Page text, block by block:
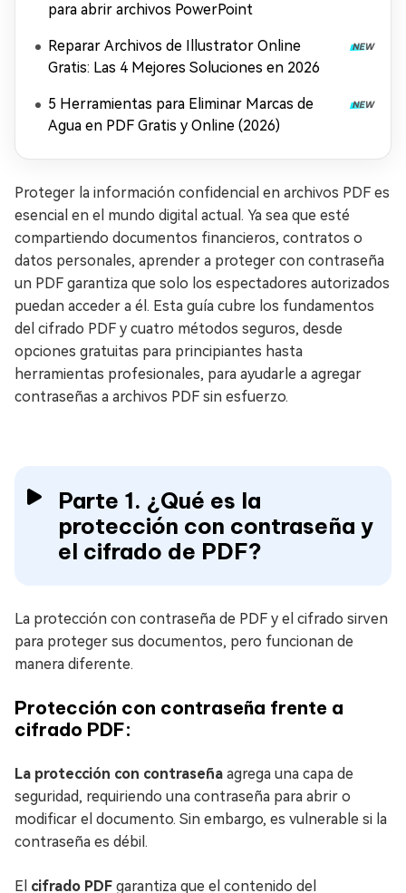
para abrir archivos PowerPoint
Reparar Archivos de Illustrator Online
Gratis: Las 4 Mejores Soluciones en 2026
5 Herramientas para Eliminar Marcas de
Agua en PDF Gratis y Online (2026)
Proteger la información confidencial en archivos PDF es
esencial en el mundo digital actual. Ya sea que esté
compartiendo documentos financieros, contratos o
datos personales, aprender a proteger con contraseña
un PDF garantiza que solo los espectadores autorizados
puedan acceder a él. Esta guía cubre los fundamentos
del cifrado PDF y cuatro métodos seguros, desde
opciones gratuitas para principiantes hasta
herramientas profesionales, para ayudarle a agregar
contraseñas a archivos PDF sin esfuerzo.
Parte 1. ¿Qué es la
protección con contraseña y
el cifrado de PDF?
La protección con contraseña de PDF y el cifrado sirven
para proteger sus documentos, pero funcionan de
manera diferente.
Protección con contraseña frente a
cifrado PDF:
La protección con contraseña agrega una capa de
seguridad, requiriendo una contraseña para abrir o
modificar el documento. Sin embargo, es vulnerable si la
contraseña es débil.
El cifrado PDF garantiza que el contenido del